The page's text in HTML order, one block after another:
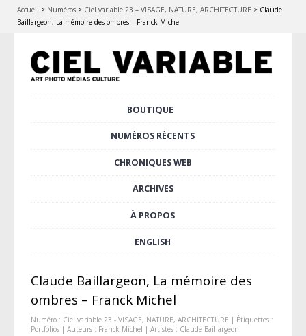
Accueil > Numéros > Ciel variable 23 – VISAGE, NATURE, ARCHITECTURE > Claude
Baillargeon, La mémoire des ombres – Franck Michel
BOUTIQUE
NUMÉROS RÉCENTS
CHRONIQUES WEB
ARCHIVES
À PROPOS
ENGLISH
Claude Baillargeon, La mémoire des
ombres – Franck Michel
Numéro : Ciel variable 23 - VISAGE, NATURE, ARCHITECTURE | Étiquettes :
Portfolios| Auteurs : Franck Michel | Artistes : Claude Baillargeon